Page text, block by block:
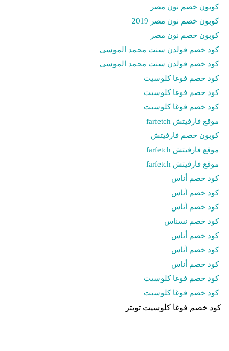
كوبون خصم نون مصر
كوبون خصم نون مصر 2019
كوبون خصم نون مصر
كود خصم قولدن سنت محمد الموسى
كود خصم قولدن سنت محمد الموسى
كود خصم فوغا كلوسيت
كود خصم فوغا كلوسيت
كود خصم فوغا كلوسيت
موقع فارفيتش farfetch
كوبون خصم فارفيتش
موقع فارفيتش farfetch
موقع فارفيتش farfetch
كود خصم أناس
كود خصم أناس
كود خصم أناس
كود خصم نسناس
كود خصم أناس
كود خصم أناس
كود خصم أناس
كود خصم فوغا كلوسيت
كود خصم فوغا كلوسيت
كود خصم فوغا كلوسيت تويتر